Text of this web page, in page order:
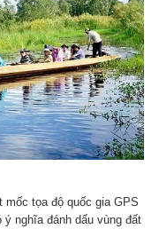
tọa độ quốc gia GPS
nghĩa đánh dấu vùng đất